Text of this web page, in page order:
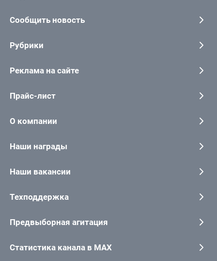
Сообщить новость
Рубрики
Реклама на сайте
Прайс-лист
О компании
Наши награды
Наши вакансии
Техподдержка
Предвыборная агитация
Статистика канала в MAX